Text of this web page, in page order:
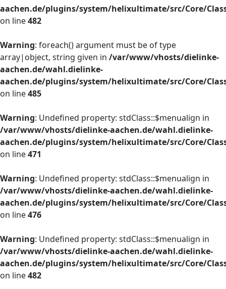
aachen.de/plugins/system/helixultimate/src/Core/
on line482
Warning: foreach() argument must be of type
array|object, string given in /var/www/vhosts/dielinke-
aachen.de/wahl.dielinke-
aachen.de/plugins/system/helixultimate/src/Core/
on line485
Warning: Undefined property: stdClass::$menualign in
/var/www/vhosts/dielinke-aachen.de/wahl.dielinke-
aachen.de/plugins/system/helixultimate/src/Core/
on line471
Warning: Undefined property: stdClass::$menualign in
/var/www/vhosts/dielinke-aachen.de/wahl.dielinke-
aachen.de/plugins/system/helixultimate/src/Core/
on line476
Warning: Undefined property: stdClass::$menualign in
/var/www/vhosts/dielinke-aachen.de/wahl.dielinke-
aachen.de/plugins/system/helixultimate/src/Core/
on line482